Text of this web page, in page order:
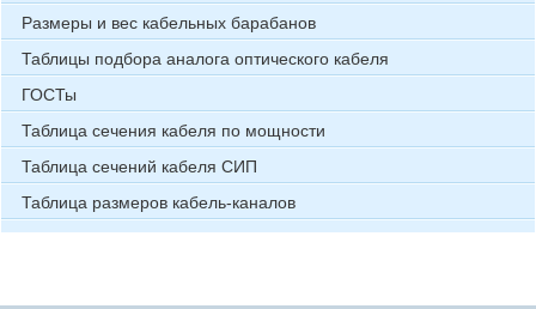
Размеры и вес кабельных барабанов
Таблицы подбора аналога оптического кабеля
ГОСТы
Таблица сечения кабеля по мощности
Таблица сечений кабеля СИП
Таблица размеров кабель-каналов